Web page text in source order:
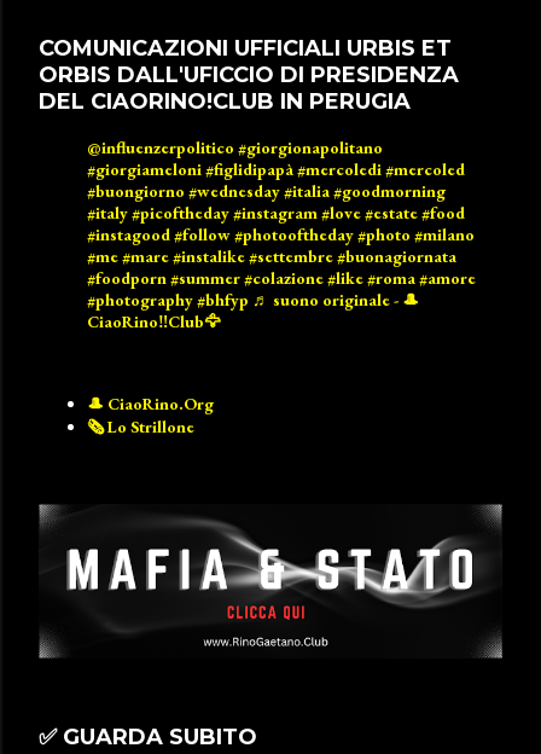
COMUNICAZIONI UFFICIALI URBIS ET
ORBIS DALL'UFICCIO DI PRESIDENZA
DEL CIAORINO!CLUB IN PERUGIA
@influenzerpolitico #giorgionapolitano
#giorgiameloni#figlidipapà#mercoledi#mercoled
#buongiorno #wednesday#italia#goodmorning
#italy#picoftheday#instagram#love#estate#food
#instagood#follow#photooftheday#photo #milano
#me#mare#instalike#settembre#buonagiornata
#foodporn#summer#colazione#like#roma#amore
#photography#bhfyp ♬ suono originale - 🎩
CiaoRino‼️Club🦅
🎩 CiaoRino.Org
🗞️ Lo Strillone
✅️ GUARDA SUBITO